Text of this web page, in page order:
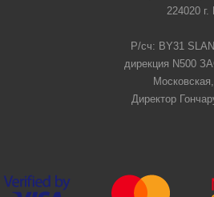
224020
Р/сч: BY31
дирекция N500
Директор